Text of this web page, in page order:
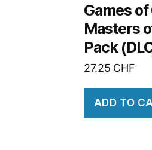
Games of
Masters
Pack
27.25 CHF
ADD TO